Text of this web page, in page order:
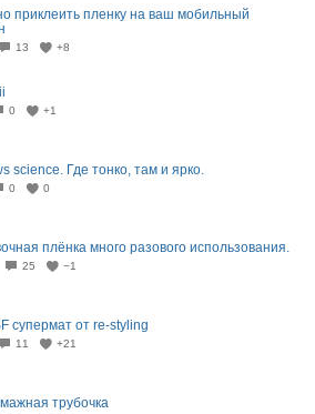
приклеить пленку на ваш мобильный
13 +8
0 +1
science. Где тонко, там и ярко.
0 0
плёнка много разового использования.
25 −1
супермат от re-styling
11 +21
трубочка